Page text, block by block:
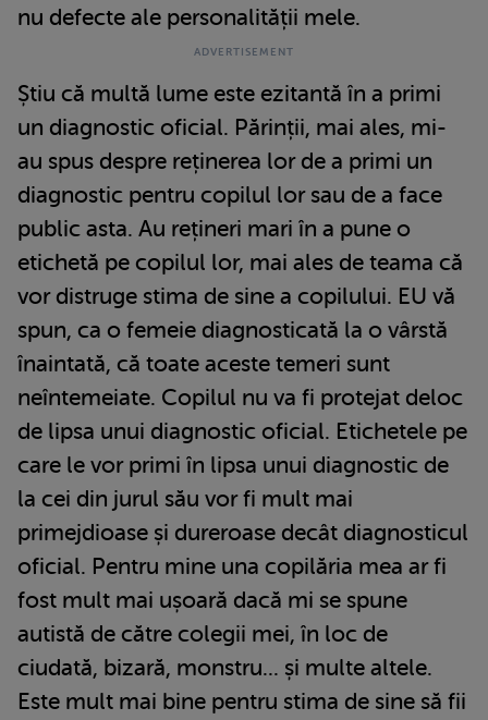
nu defecte ale personalității mele.
Știu că multă lume este ezitantă în a primi
un diagnostic oficial. Părinții, mai ales, mi-
au spus despre reținerea lor de a primi un
diagnostic pentru copilul lor sau de a face
public asta. Au rețineri mari în a pune o
etichetă pe copilul lor, mai ales de teama că
vor distruge stima de sine a copilului. EU vă
spun, ca o femeie diagnosticată la o vârstă
înaintată, că toate aceste temeri sunt
neîntemeiate. Copilul nu va fi protejat deloc
de lipsa unui diagnostic oficial. Etichetele pe
care le vor primi în lipsa unui diagnostic de
la cei din jurul său vor fi mult mai
primejdioase și dureroase decât diagnosticul
oficial. Pentru mine una copilăria mea ar fi
fost mult mai ușoară dacă mi se spune
autistă de către colegii mei, în loc de
ciudată, bizară, monstru... și multe altele.
Este mult mai bine pentru stima de sine să fii